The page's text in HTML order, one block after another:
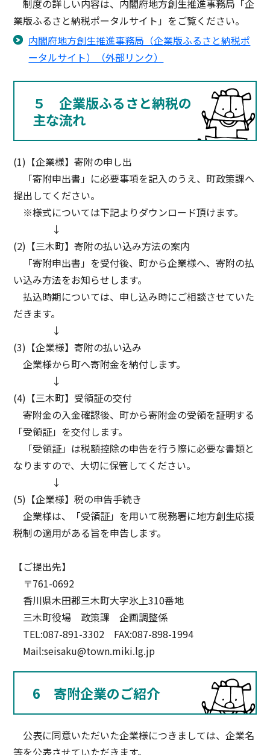
制度の詳しい内容は、内閣府地方創生推進事務局「企
業版ふるさと納税ポータルサイト」をご覧ください。
内閣府地方創生推進事務局（企業版ふるさと納税ポ
ータルサイト）（外部リンク）
５ 企業版ふるさと納税の
主な流れ
(1)【企業様】寄附の申し出
「寄附申出書」に必要事項を記入のうえ、町政策課へ
提出してください。
※様式については下記よりダウンロード頂けます。
↓
(2)【三木町】寄附の払い込み方法の案内
「寄附申出書」を受付後、町から企業様へ、寄附の払
い込み方法をお知らせします。
払込時期については、申し込み時にご相談させていた
だきます。
↓
(3)【企業様】寄附の払い込み
企業様から町へ寄附金を納付します。
↓
(4)【三木町】受領証の交付
寄附金の入金確認後、町から寄附金の受領を証明する
「受領証」を交付します。
「受領証」は税額控除の申告を行う際に必要な書類と
なりますので、大切に保管してください。
↓
(5)【企業様】税の申告手続き
企業様は、「受領証」を用いて税務署に地方創生応援
税制の適用がある旨を申告します。
【ご提出先】
〒761-0692
香川県木田郡三木町大字氷上310番地
三木町役場 政策課 企画調整係
TEL:087-891-3302 FAX:087-898-1994
Mail:seisaku@town.miki.lg.jp
6 寄附企業のご紹介
公表に同意いただいた企業様につきましては、企業名
等を公表させていただきます。